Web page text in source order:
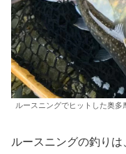
ルースニングでヒットした奥
ルースニングの釣り